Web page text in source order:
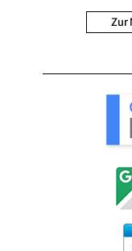
Zur